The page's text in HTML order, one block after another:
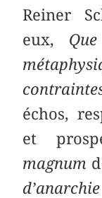
Reiner
eux,
échos,
et
magnum